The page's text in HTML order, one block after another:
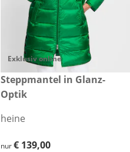
Exklusiv online
€ 139,00
Steppmantel in Glanz-
Optik
heine
€ 139,00
nur€ 139,00